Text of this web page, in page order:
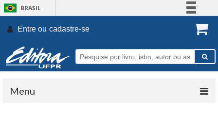
BRASIL
Participe
Entre ou cadastre-se.
Menu